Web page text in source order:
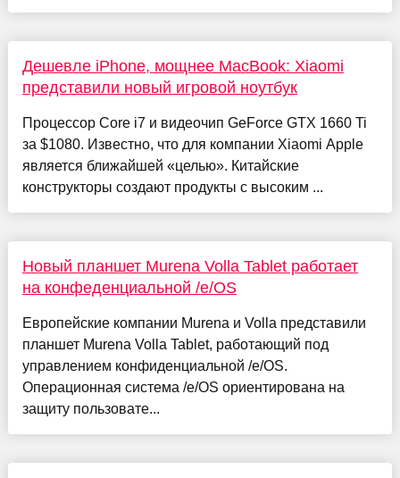
Дешевле iPhone, мощнее MacBook: Xiaomi
представили новый игровой ноутбук
Процессор Core i7 и видеочип GeForce GTX 1660 Ti
за $1080. Известно, что для компании Xiaomi Apple
является ближайшей «целью». Китайские
конструкторы создают продукты с высоким ...
Новый планшет Murena Volla Tablet работает
на конфеденциальной /e/OS
Европейские компании Murena и Volla представили
планшет Murena Volla Tablet, работающий под
управлением конфиденциальной /e/OS.
Операционная система /e/OS ориентирована на
защиту пользовате...